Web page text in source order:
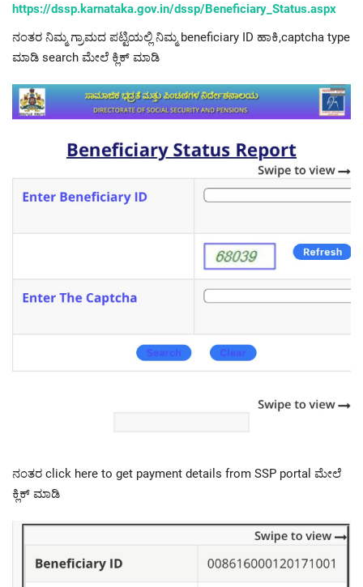
https://dssp.karnataka.gov.in/dssp/Beneficiary_Status.aspx
ನಂತರ ನಿಮ್ಮ ಗ್ರಾಮದ ಪಟ್ಟಿಯಲ್ಲಿ ನಿಮ್ಮ beneficiary ID ಹಾಕಿ,captcha type
ಮಾಡಿ search ಮೇಲೆ ಕ್ಲಿಕ್ ಮಾಡಿ
ನಂತರ click here to get payment details from SSP portal ಮೇಲೆ
ಕ್ಲಿಕ್ ಮಾಡಿ